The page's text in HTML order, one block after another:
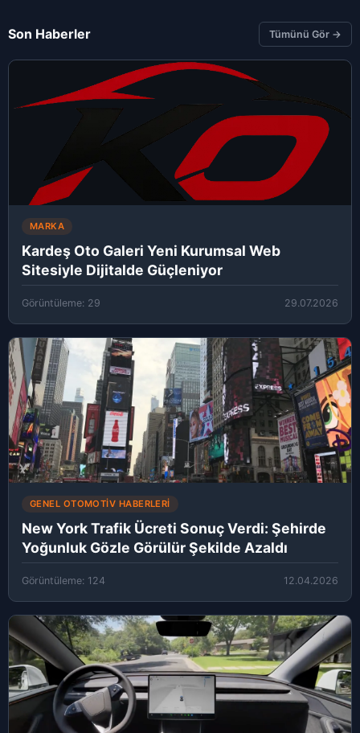
Son Haberler Tümünü Gör →
MARKA
Kardeş Oto Galeri Yeni Kurumsal Web
Sitesiyle Dijitalde Güçleniyor
Görüntüleme: 29 29.07.2026
GENEL OTOMOTIV HABERLERI
New York Trafik Ücreti Sonuç Verdi: Şehirde
Yoğunluk Gözle Görülür Şekilde Azaldı
Görüntüleme: 124 12.04.2026